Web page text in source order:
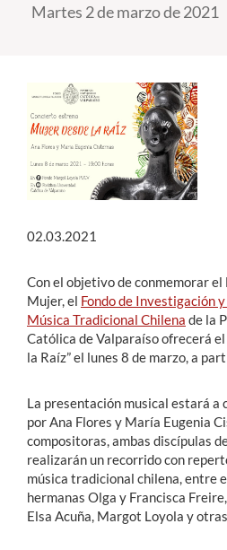
Funcionarios
Alumni
Martes 2 de marzo de 2021
02.03.2021
Con el objetivo de conmemorar
Mujer, el Fondo de Investigación
Música Tradicional Chilena de la
Católica de Valparaíso ofrecerá
la Raíz” el lunes 8 de marzo, a
La presentación musical estará a
por Ana Flores y María Eugenia
compositoras, ambas discípulas
realizarán un recorrido con
música tradicional chilena, entre
hermanas Olga y Francisca
Elsa Acuña, Margot Loyola y